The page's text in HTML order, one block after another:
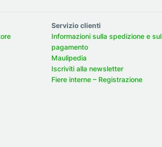
Servizio clienti
Informazioni sulla spedizione e sul
pagamento
Maulipedia
Iscriviti alla newsletter
Fiere interne – Registrazione